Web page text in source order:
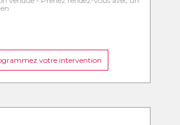
votre intervention